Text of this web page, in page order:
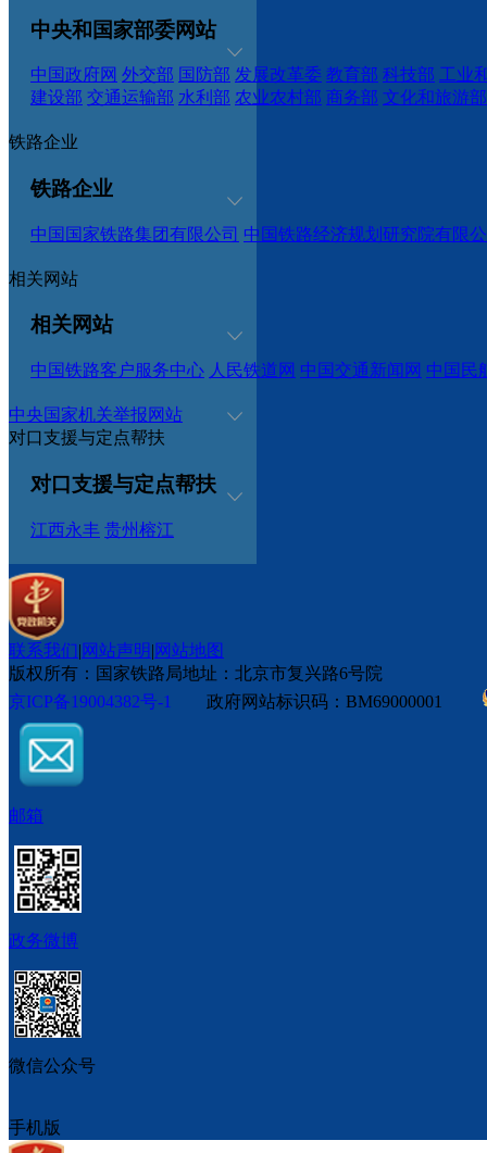
中央和国家部委网站
中国政府网 外交部 国防部 发展改革委 教育部 科技部 工业
建设部 交通运输部 水利部 农业农村部 商务部 文化和旅游部
铁路企业
铁路企业
中国国家铁路集团有限公司 中国铁路经济规划研究院有限
相关网站
相关网站
中国铁路客户服务中心 人民铁道网 中国交通新闻网 中国民
中央国家机关举报网站
对口支援与定点帮扶
对口支援与定点帮扶
江西永丰 贵州榕江
联系我们|网站声明|网站地图
版权所有：国家铁路局地址：北京市复兴路6号院
京ICP备19004382号-1
政府网站标识码：BM69000001
邮箱
政务微博
微信公众号
手机版